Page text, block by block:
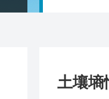
土壤墒